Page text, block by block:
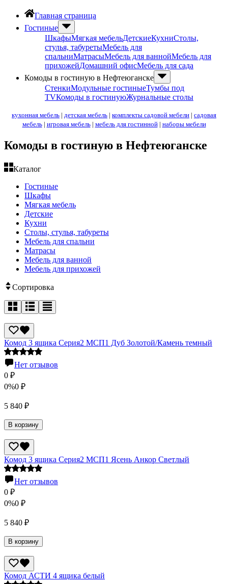
Главная страница
Гостиные
ШкафыМягкая мебельДетскиеКухниСтолы,
стулья, табуретыМебель для
спальниМатрасыМебель для ваннойМебель для
прихожейДомашний офисМебель для сада
Комоды в гостиную в Нефтеюганске
СтенкиМодульные гостиныеТумбы под
ТVКомоды в гостинуюЖурнальные столы
кухонная мебель | детская мебель | комплекты садовой мебели | садовая
мебель| игровая мебель| мебель для гостинной| наборы мебели
Комоды в гостиную в Нефтеюганске
Каталог
Гостиные
Шкафы
Мягкая мебель
Детские
Кухни
Столы, стулья, табуреты
Мебель для спальни
Матрасы
Мебель для ванной
Мебель для прихожей
Сортировка
Комод 3 ящика Серия2 МСП1 Дуб Золотой/Камень темный
Нет отзывов
0 ₽
0%0 ₽
5 840 ₽
В корзину
Комод 3 ящика Серия2 МСП1 Ясень Анкор Светлый
Нет отзывов
0 ₽
0%0 ₽
5 840 ₽
В корзину
Комод АСТИ 4 ящика белый